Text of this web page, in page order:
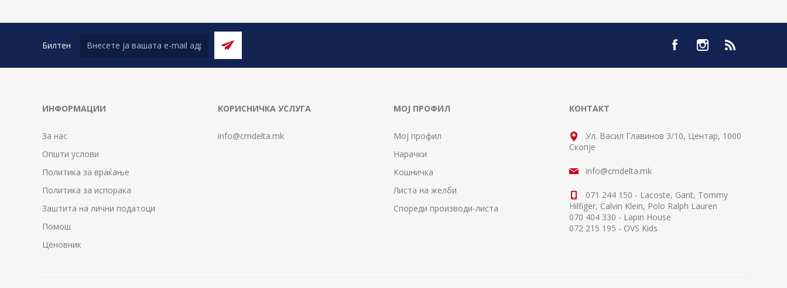
Билтен
ИНФОРМАЦИИ
За нас
Општи услови
Политика за враќање
Политика за испорака
Заштита на лични податоци
Помош
Ценовник
КОРИСНИЧКА УСЛУГА
info@cmdelta.mk
МОЈ ПРОФИЛ
Мој профил
Нарачки
Кошничка
Листа на желби
Спореди производи-листа
КОНТАКТ
Ул. Васил Главинов 3/10, Центар, 1000
Скопје
info@cmdelta.mk
071 244 150 - Lacoste, Gant, Tommy
Hilfiger, Calvin Klein, Polo Ralph Lauren
070 404 330 - Lapin House
072 215 195 - OVS Kids